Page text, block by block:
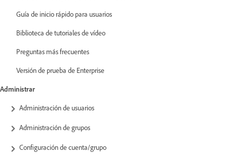
Guía de inicio rápido para usuarios
Biblioteca de tutoriales de vídeo
Preguntas más frecuentes
Versión de prueba de Enterprise
Administrar
Administración de usuarios
Administración de grupos
Configuración de cuenta/grupo